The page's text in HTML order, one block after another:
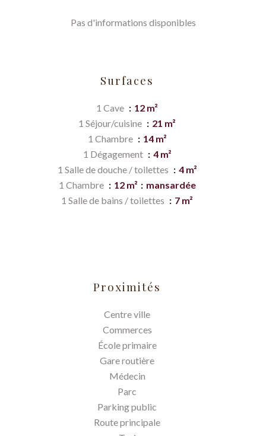
Pas d'informations disponibles
Surfaces
1 Cave
12 m²
1 Séjour/cuisine
21 m²
1 Chambre
14 m²
1 Dégagement
4 m²
1 Salle de douche / toilettes
4 m²
1 Chambre
12 m²
mansardée
1 Salle de bains / toilettes
7 m²
Proximités
Centre ville
Commerces
École primaire
Gare routière
Médecin
Parc
Parking public
Route principale